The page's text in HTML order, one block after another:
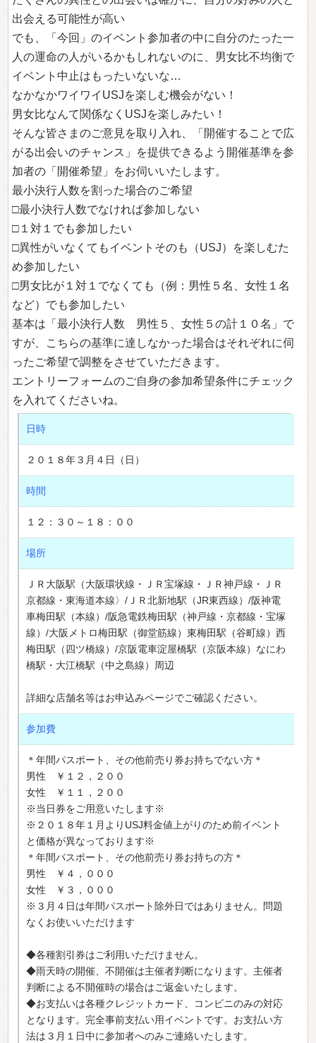
出会える可能性が高い
でも、「今回」のイベント参加者の中に自分のたった一
人の運命の人がいるかもしれないのに、男女比不均衡で
イベント中止はもったいないな…
なかなかワイワイUSJを楽しむ機会がない！
男女比なんて関係なくUSJを楽しみたい！
そんな皆さまのご意見を取り入れ、「開催することで広
がる出会いのチャンス」を提供できるよう開催基準を参
加者の「開催希望」をお伺いいたします。
最小決行人数を割った場合のご希望
□最小決行人数でなければ参加しない
□１対１でも参加したい
□異性がいなくてもイベントそのも（USJ）を楽しむた
め参加したい
□男女比が１対１でなくても（例：男性５名、女性１名
など）でも参加したい
基本は「最小決行人数 男性５、女性５の計１０名」で
すが、こちらの基準に達しなかった場合はそれぞれに伺
ったご希望で調整をさせていただきます。
エントリーフォームのご自身の参加希望条件にチェック
を入れてくださいね。
日時
２０１８年３月４日（日）
時間
１２：３０～１８：００
場所
ＪＲ大阪駅（大阪環状線・ＪＲ宝塚線・ＪＲ神戸線・ＪＲ
京都線・東海道本線〉/ＪＲ北新地駅（JR東西線）/阪神電
車梅田駅（本線）/阪急電鉄梅田駅（神戸線・京都線・宝塚
線）/大阪メトロ梅田駅（御堂筋線）東梅田駅（谷町線）西
梅田駅（四ツ橋線）/京阪電車淀屋橋駅（京阪本線）なにわ
橋駅・大江橋駅（中之島線）周辺
詳細な店舗名等はお申込みページでご確認ください。
参加費
＊年間パスポート、その他前売り券お持ちでない方＊
男性 ￥１２，２００
女性 ￥１１，２００
※当日券をご用意いたします※
※２０１８年１月よりUSJ料金値上がりのため前イベント
と価格が異なっております※
＊年間パスポート、その他前売り券お持ちの方＊
男性 ￥４，０００
女性 ￥３，０００
※３月４日は年間パスポート除外日ではありません。問題
なくお使いいただけます
◆各種割引券はご利用いただけません。
◆雨天時の開催、不開催は主催者判断になります。主催者
判断による不開催時の場合はご返金いたします。
◆お支払いは各種クレジットカード、コンビニのみの対応
となります。完全事前支払い用イベントです。お支払い方
法は３月１日中に参加者へのみご連絡いたします。